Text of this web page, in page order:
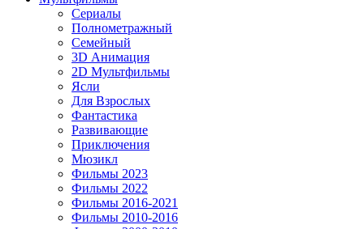
Сериалы
Полнометражный
Семейный
3D Анимация
2D Мультфильмы
Ясли
Для Взрослых
Фантастика
Развивающие
Приключения
Мюзикл
Фильмы 2023
Фильмы 2022
Фильмы 2016-2021
Фильмы 2010-2016